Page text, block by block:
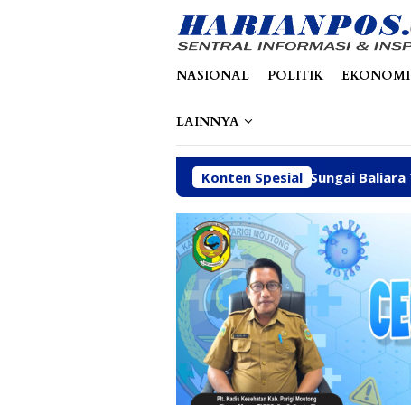
NASIONAL POLITIK EKONOMI
LAINNYA
Konten Spesial
ESDM, Galian C di Sungai Baliara Terus Beroperasi